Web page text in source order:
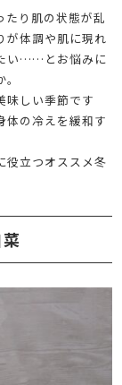
たり肌の状態が乱
が体調や肌に現れ
い……とお悩みに
味しい季節です
体の冷えを緩和す
役立つオススメ冬